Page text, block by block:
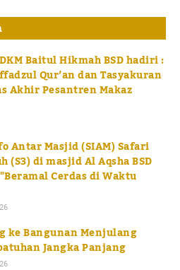
Baitul Hikmah BSD hadiri :
Qur’an dan Tasyakuran
Akhir Pesantren Makaz
Antar Masjid (SIAM) Safari
(S3) di masjid Al Aqsha BSD
Cerdas di Waktu
ke Bangunan Menjulang
Jangka Panjang